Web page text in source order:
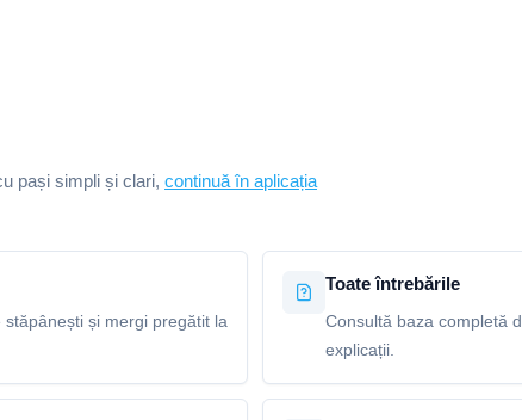
pași simpli și clari, continuă în aplicația
și mergi pregătit la
Toate întrebările
Consultă baza completă
explicații.